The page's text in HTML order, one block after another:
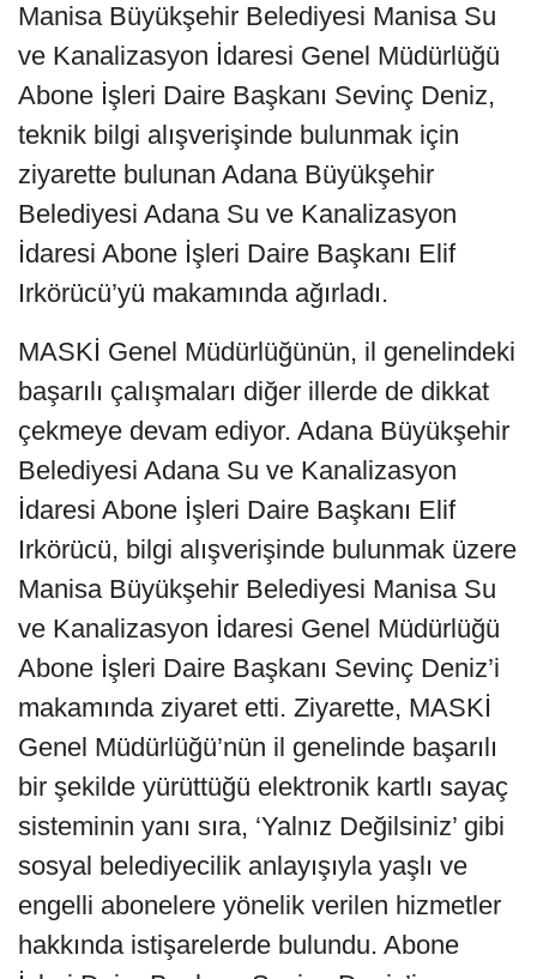
Manisa Büyükşehir Belediyesi Manisa Su
ve Kanalizasyon İdaresi Genel Müdürlüğü
Abone İşleri Daire Başkanı Sevinç Deniz,
teknik bilgi alışverişinde bulunmak için
ziyarette bulunan Adana Büyükşehir
Belediyesi Adana Su ve Kanalizasyon
İdaresi Abone İşleri Daire Başkanı Elif
Irkörücü’yü makamında ağırladı.
MASKİ Genel Müdürlüğünün, il genelindeki
başarılı çalışmaları diğer illerde de dikkat
çekmeye devam ediyor. Adana Büyükşehir
Belediyesi Adana Su ve Kanalizasyon
İdaresi Abone İşleri Daire Başkanı Elif
Irkörücü, bilgi alışverişinde bulunmak üzere
Manisa Büyükşehir Belediyesi Manisa Su
ve Kanalizasyon İdaresi Genel Müdürlüğü
Abone İşleri Daire Başkanı Sevinç Deniz’i
makamında ziyaret etti. Ziyarette, MASKİ
Genel Müdürlüğü’nün il genelinde başarılı
bir şekilde yürüttüğü elektronik kartlı sayaç
sisteminin yanı sıra, ‘Yalnız Değilsiniz’ gibi
sosyal belediyecilik anlayışıyla yaşlı ve
engelli abonelere yönelik verilen hizmetler
hakkında istişarelerde bulundu. Abone